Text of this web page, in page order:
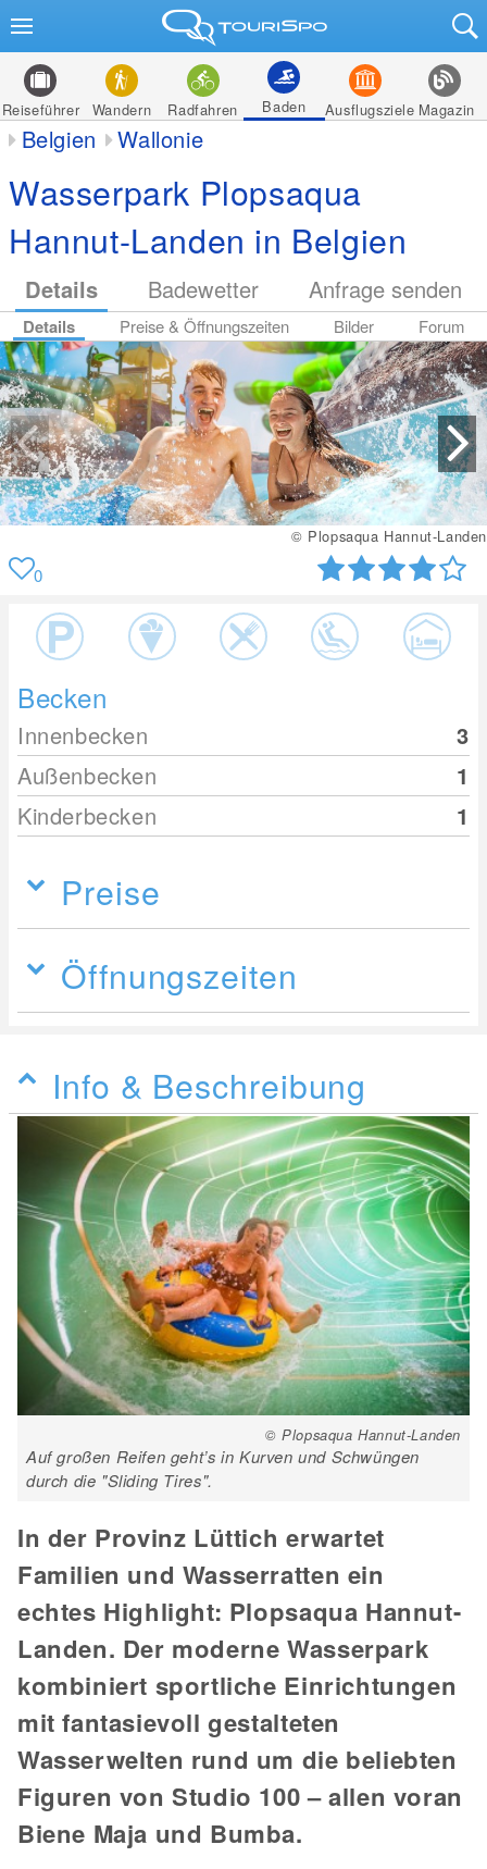
Reiseführer Wandern Radfahren Baden Ausflugsziele Magazin
Belgien Wallonie
Wasserpark Plopsaqua
Hannut-Landen in Belgien
Details Badewetter Anfrage senden
Details Preise & Öffnungszeiten Bilder Forum
© Plopsaqua Hannut-Landen
0
Becken
Innenbecken
3
Außenbecken
1
Kinderbecken
1
Preise
Öffnungszeiten
Info & Beschreibung
© Plopsaqua Hannut-Landen
Auf großen Reifen geht’s in Kurven und Schwüngen
durch die "Sliding Tires".
In der Provinz Lüttich erwartet
Familien und Wasserratten ein
echtes Highlight: Plopsaqua Hannut-
Landen. Der moderne Wasserpark
kombiniert sportliche Einrichtungen
mit fantasievoll gestalteten
Wasserwelten rund um die beliebten
Figuren von Studio 100 – allen voran
Biene Maja und Bumba.